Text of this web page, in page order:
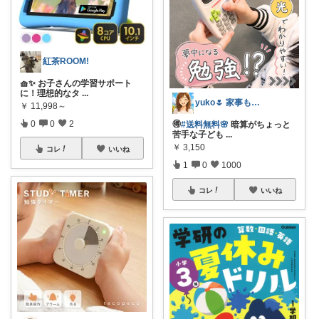
紅茶ROOM!
🧺✨ お子さんの学習サポート
に！理想的なタ ...
￥ 11,998～
0 0 2
コレ いいね
yuko🌷 家事も育児もちょっとラクに
🉐#送料無料🌸 暗算がちょっと
苦手な子ども ...
￥ 3,150
1 0 1000
コレ いいね